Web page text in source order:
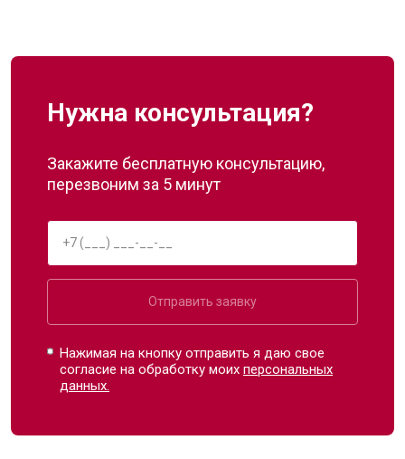
Нужна консультация?
Закажите бесплатную консультацию,
перезвоним за 5 минут
Отправить заявку
Нажимая на кнопку отправить я даю свое
согласие на обработку моихперсональных
данных.